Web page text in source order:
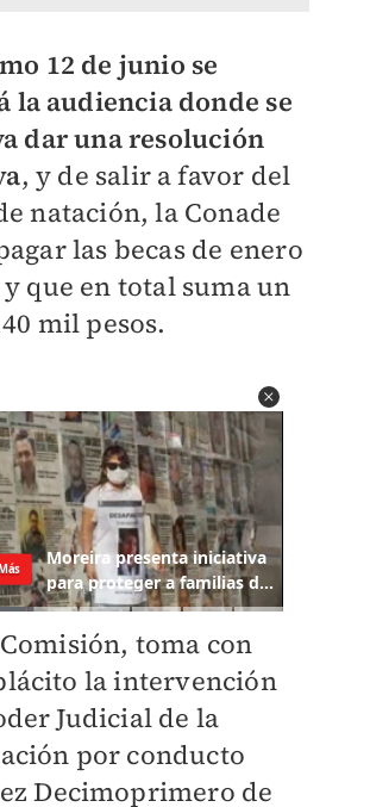
12 de junio se
la audiencia donde se
dar una resolución
, y de salir a favor del
natación, la Conade
las becas de enero
que en total suma un
mil pesos.
Comisión, toma con
la intervención
Judicial de la
por conducto
Decimoprimero de